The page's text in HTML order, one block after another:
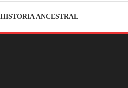
HISTORIA ANCESTRAL